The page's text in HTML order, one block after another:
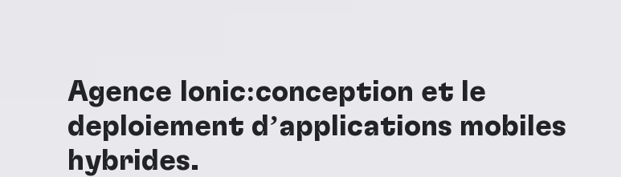
Agence Ionic:conception et le
déploiement d’applications mobiles
hybrides.